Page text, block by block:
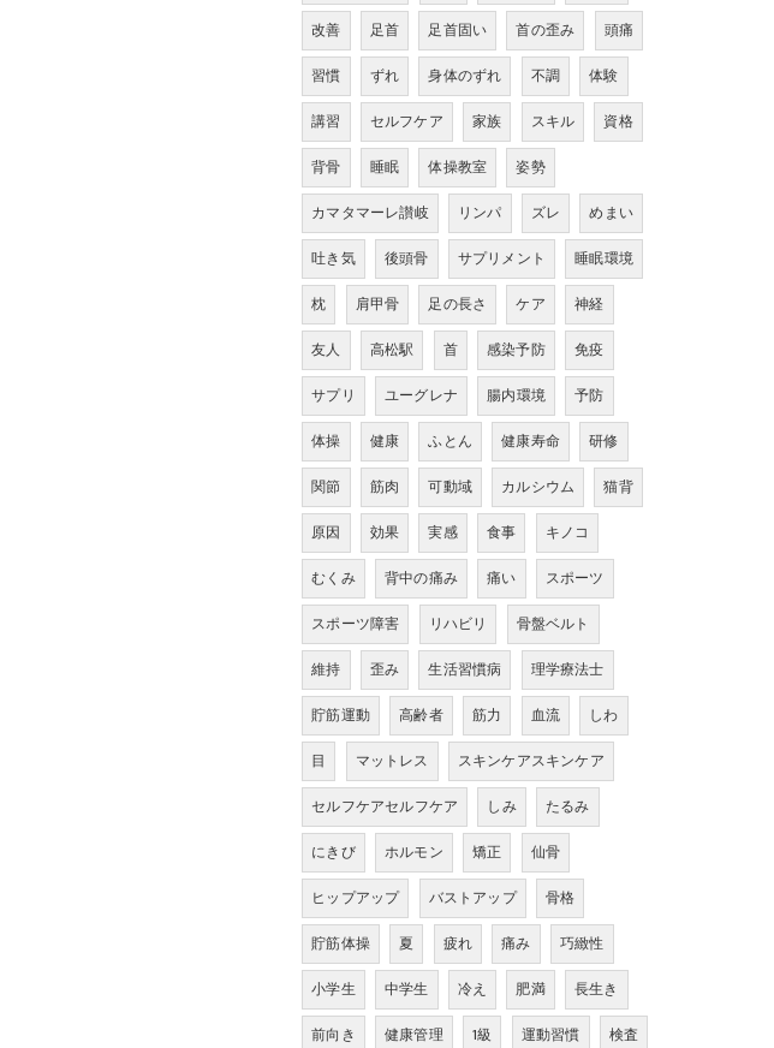
改善
足首 足首固い 首の歪み
頭痛
習慣
ずれ 身体のずれ 不調
体験
講習
セルフケア 家族 スキル
資格
背骨
睡眠 体操教室
姿勢
カマタマーレ讃岐
リンパ ズレ
めまい
吐き気
後頭骨 サプリメント
睡眠環境
枕
肩甲骨 足の長さ ケア
神経
友人
高松駅 首 感染予防
免疫
サプリ
ユーグレナ 腸内環境
予防
体操
健康 ふとん 健康寿命
研修
関節
筋肉 可動域 カルシウム
猫背
原因
効果 実感 食事
キノコ
むくみ
背中の痛み 痛い
スポーツ
スポーツ障害
リハビリ
骨盤ベルト
維持
歪み 生活習慣病
理学療法士
貯筋運動
高齢者 筋力 血流
しわ
目
マットレス
スキンケアスキンケア
セルフケアセルフケア
しみ
たるみ
にきび
ホルモン 矯正
仙骨
ヒップアップ
バストアップ
骨格
貯筋体操
夏 疲れ 痛み
巧緻性
小学生
中学生 冷え 肥満
長生き
前向き
健康管理 1級 運動習慣 検査